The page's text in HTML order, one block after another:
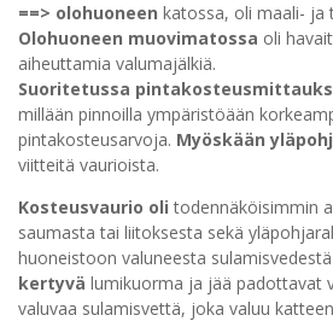
==> olohuoneen katossa, oli maali- ja
Olohuoneen muovimatossa oli
aiheuttamia valumajälkiä.
Suoritetussa
millään pinnoilla ympäristöään
pintakosteusarvoja. Myöskään
viitteitä vaurioista.
Kosteusvaurio oli todennäköisimmin
saumasta tai liitoksesta sekä
huoneistoon valuneesta sulamisvedestä
kertyvä lumikuorma ja jää padottavat
valuvaa sulamisvettä, joka valuu